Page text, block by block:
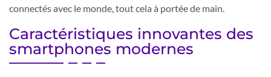
connectés avec le monde, tout cela à portée de main.
Caractéristiques innovantes des
smartphones modernes